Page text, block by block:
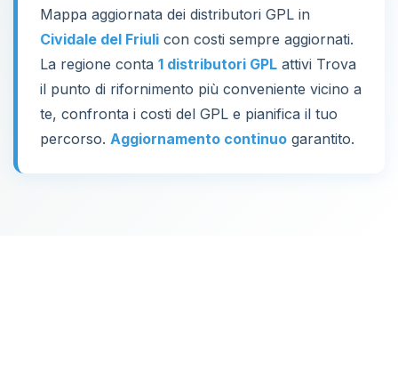
Mappa aggiornata dei distributori GPL in
Cividale del Friuli con costi sempre aggiornati.
La regione conta 1 distributori GPL attivi Trova
il punto di rifornimento più conveniente vicino a
te, confronta i costi del GPL e pianifica il tuo
percorso. Aggiornamento continuo garantito.